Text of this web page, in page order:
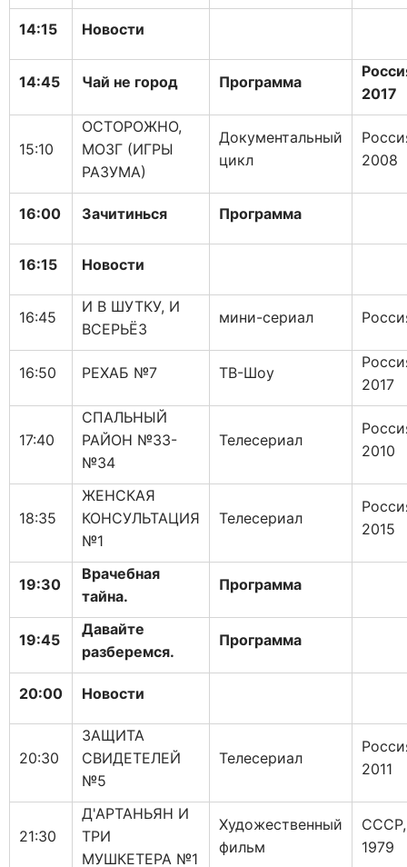
14:15 Новости
14:45 Чай не город Программа
2017
15:10
ОСТОРОЖНО,
МОЗГ (ИГРЫ
РАЗУМА)
Документальный
цикл
2008
16:00 Зачитинься Программа
16:15 Новости
16:45
И В ШУТКУ, И
ВСЕРЬЁЗ
мини-сериал
16:50 РЕХАБ №7 ТВ-Шоу
2017
17:40
СПАЛЬНЫЙ
РАЙОН №33-
№34
Телесериал
2010
18:35
ЖЕНСКАЯ
КОНСУЛЬТАЦИЯ
№1
Телесериал
2015
19:30
Врачебная
тайна.
Программа
19:45
Давайте
разберемся.
Программа
20:00 Новости
20:30
ЗАЩИТА
СВИДЕТЕЛЕЙ
№5
Телесериал
2011
21:30
Д'АРТАНЬЯН И
ТРИ
МУШКЕТЕРА №1
Художественный
фильм
СССР,
1979